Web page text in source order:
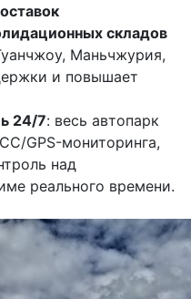
складов
Маньчжурия,
и повышает
24/7: весь автопарк
GPS-мониторинга,
над
реального времени.